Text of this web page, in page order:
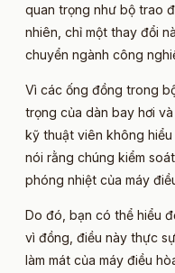
quan trọng như bộ trao
nhiên, chỉ một thay đổi
chuyển ngành công
Vì các ống đồng trong
trọng của dàn bay hơi
kỹ thuật viên không
nói rằng chúng kiểm
phóng nhiệt của máy
Do đó, bạn có thể hiểu
vì đồng, điều này thực
làm mát của máy điều